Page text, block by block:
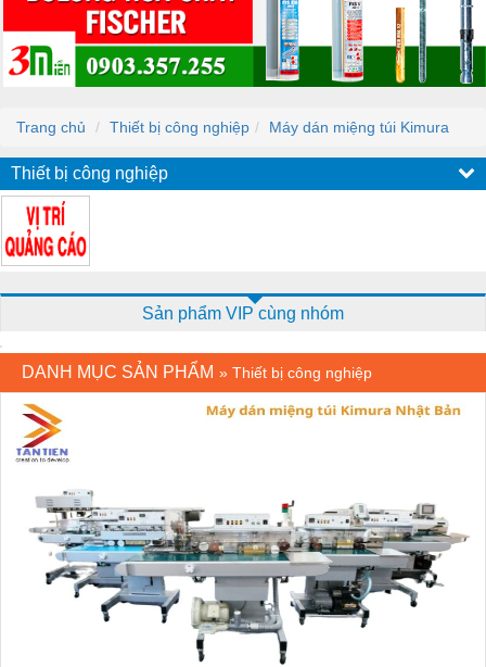
Trang chủ Thiết bị công nghiệp Máy dán miệng túi Kimura
Thiết bị công nghiệp
Sản phẩm VIP cùng nhóm
DANH MỤC SẢN PHẨM » Thiết bị công nghiệp